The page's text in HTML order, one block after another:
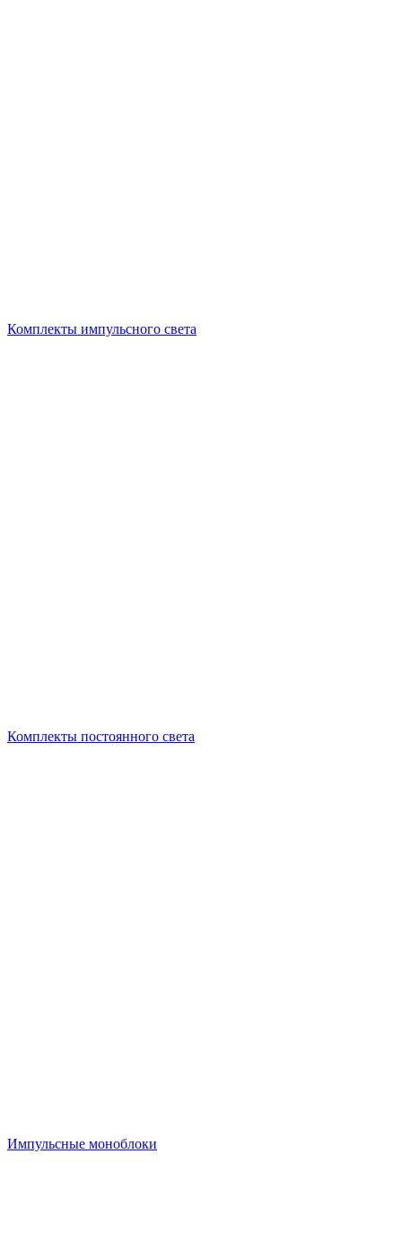
Комплекты импульсного света
Комплекты постоянного света
Импульсные моноблоки